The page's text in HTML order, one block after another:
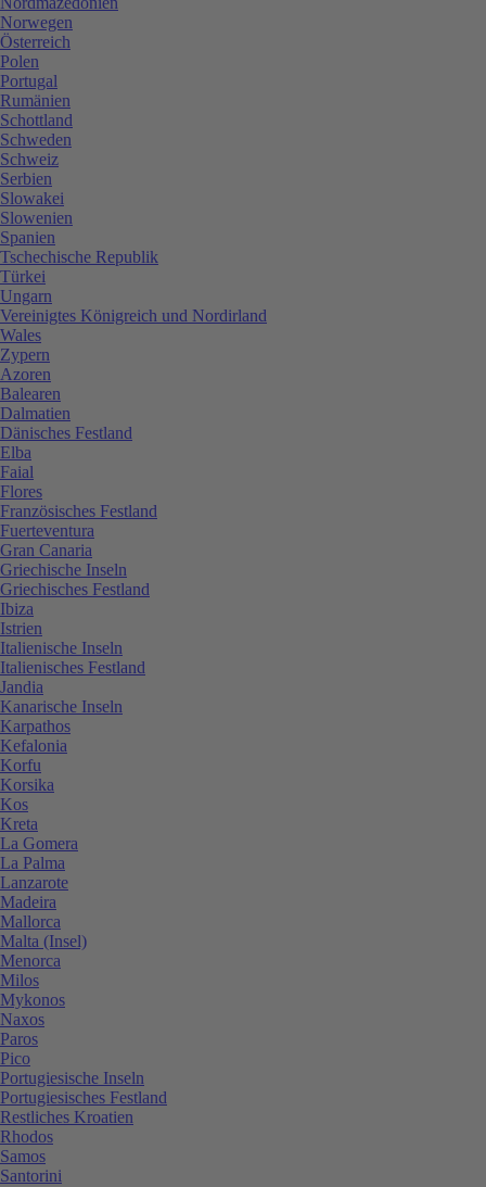
Norwegen
Österreich
Polen
Portugal
Rumänien
Schottland
Schweden
Schweiz
Serbien
Slowakei
Slowenien
Spanien
Tschechische Republik
Türkei
Ungarn
Vereinigtes Königreich und Nordirland
Wales
Zypern
Azoren
Balearen
Dalmatien
Dänisches Festland
Elba
Faial
Flores
Französisches Festland
Fuerteventura
Gran Canaria
Griechische Inseln
Griechisches Festland
Ibiza
Istrien
Italienische Inseln
Italienisches Festland
Jandia
Kanarische Inseln
Karpathos
Kefalonia
Korfu
Korsika
Kos
Kreta
La Gomera
La Palma
Lanzarote
Madeira
Mallorca
Malta (Insel)
Menorca
Milos
Mykonos
Naxos
Paros
Pico
Portugiesische Inseln
Portugiesisches Festland
Restliches Kroatien
Rhodos
Samos
Santorini